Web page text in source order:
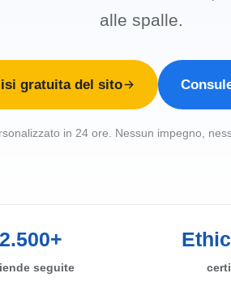
alle spalle.
gratuita del sito
in 24 ore. Nessun impegno,
2.500+
seguite